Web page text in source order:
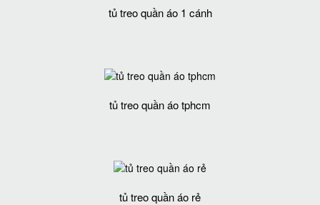
tủ treo quần áo 1 cánh
tủ treo quần áo tphcm
tủ treo quần áo rẻ